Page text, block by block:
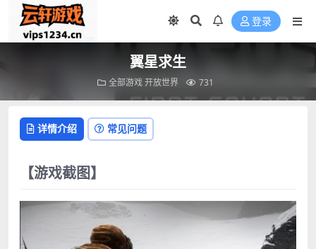
登录
翼星求生
全部游戏 开放世界 731
详情介绍 常见问题
【游戏截图】